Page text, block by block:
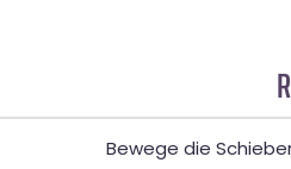
Bewege die